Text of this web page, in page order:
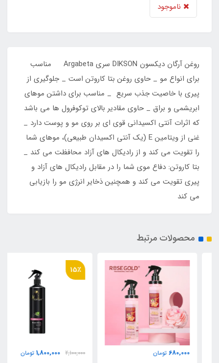
ناموجود
روغن آرگان دیکسون DIKSON سری Argabeta مناسب
برای انواع مو _ حاوی روغن بتا کاروتن است _ جلوگیری از
پیری با خاصیت جذب سریع _ مناسب برای داشتن موهای
ابریشمی و براق _ حاوی مقادیر بالای توکوفرول ها می باشد
که اثرات آنتی اکسیدانی قوی ای بر روی مو و پوست دارد _
غنی از ویتامین E (یک آنتی اکسیدان طبیعی)، موهای شما
را تقویت می کند و از رادیکال های آزاد محافظت می کند _
بتا کاروتن: دفاع موی شما را در مقابل رادیکال های آزاد و
پیری تقویت می کند و همچنین ذخایر انرژی مو را بازیابی
می کند
محصولات مرتبط
680,000 تومان
15٪
2,100,000
1,800,000 تومان